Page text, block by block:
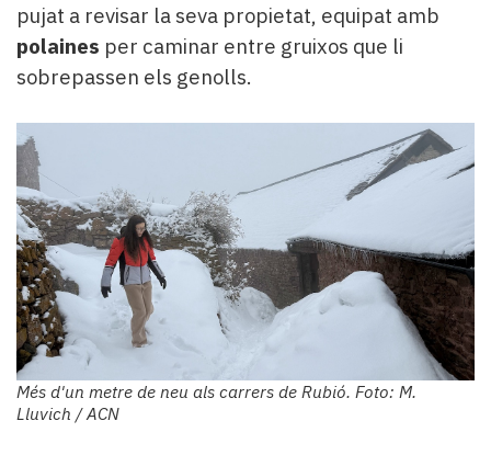
pujat a revisar la seva propietat, equipat amb
polaines per caminar entre gruixos que li
sobrepassen els genolls.
Més d'un metre de neu als carrers de Rubió. Foto: M.
Lluvich / ACN